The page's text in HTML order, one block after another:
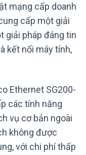
mạng cấp doanh
cấp một giải
giải pháp đáng tin
kết nối máy tính,
Ethernet SG200-
các tính năng
vụ cơ bản ngoài
không được
với chi phí thấp